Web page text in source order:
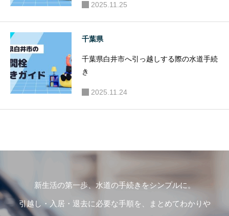
2025.11.25
千葉県
千葉県白井市へ引っ越しする際の水道手続
き
2025.11.24
新生活の第一歩、水道の手続きをシンプルに。
引越し・入居・退去に必要な手順を、まとめてわかりや